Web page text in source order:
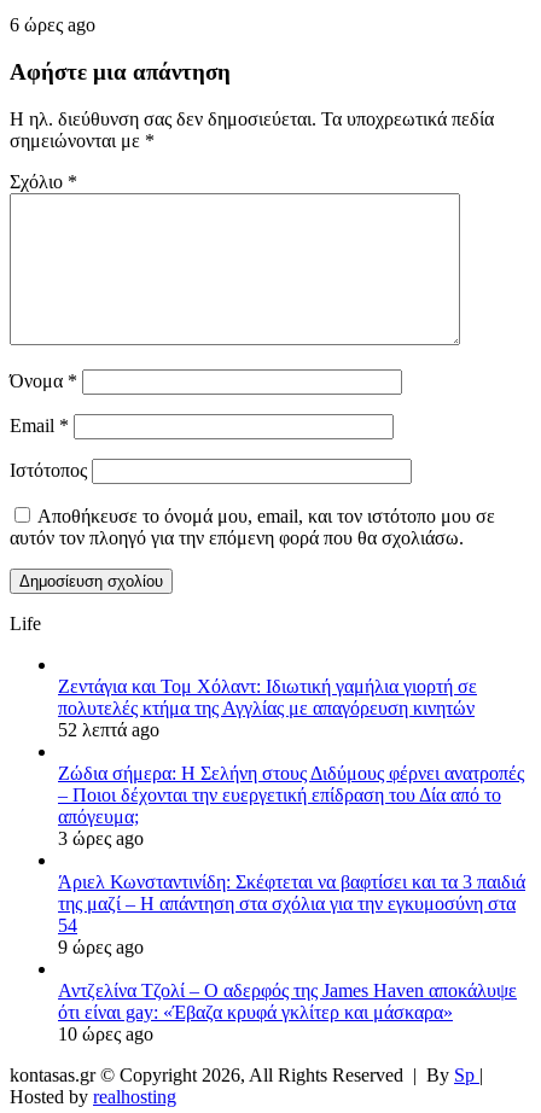
6 ώρες ago
Αφήστε μια απάντηση
Η ηλ. διεύθυνση σας δεν δημοσιεύεται. Τα υποχρεωτικά πεδία
σημειώνονται με *
Σχόλιο *
Όνομα *
Email *
Ιστότοπος
Αποθήκευσε το όνομά μου, email, και τον ιστότοπο μου σε
αυτόν τον πλοηγό για την επόμενη φορά που θα σχολιάσω.
Life
Ζεντάγια και Τομ Χόλαντ: Ιδιωτική γαμήλια γιορτή σε
πολυτελές κτήμα της Αγγλίας με απαγόρευση κινητών
52 λεπτά ago
Ζώδια σήμερα: Η Σελήνη στους Διδύμους φέρνει ανατροπές
– Ποιοι δέχονται την ευεργετική επίδραση του Δία από το
απόγευμα;
3 ώρες ago
Άριελ Κωνσταντινίδη: Σκέφτεται να βαφτίσει και τα 3 παιδιά
της μαζί – Η απάντηση στα σχόλια για την εγκυμοσύνη στα
54
9 ώρες ago
Αντζελίνα Τζολί – Ο αδερφός της James Haven αποκάλυψε
ότι είναι gay: «Έβαζα κρυφά γκλίτερ και μάσκαρα»
10 ώρες ago
kontasas.gr © Copyright 2026, All Rights Reserved | By Sp |
Hosted by realhosting